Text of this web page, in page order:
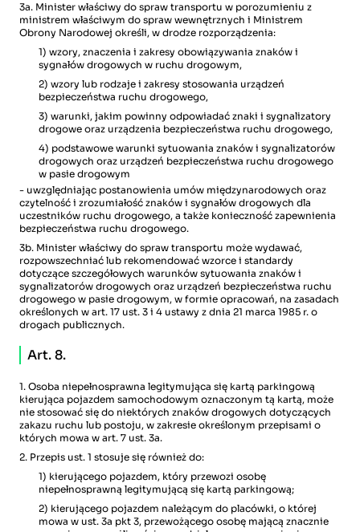
3a. Minister właściwy do spraw transportu w porozumieniu z
ministrem właściwym do spraw wewnętrznych i Ministrem
Obrony Narodowej określi, w drodze rozporządzenia:
1) wzory, znaczenia i zakresy obowiązywania znaków i
sygnałów drogowych w ruchu drogowym,
2) wzory lub rodzaje i zakresy stosowania urządzeń
bezpieczeństwa ruchu drogowego,
3) warunki, jakim powinny odpowiadać znaki i sygnalizatory
drogowe oraz urządzenia bezpieczeństwa ruchu drogowego,
4) podstawowe warunki sytuowania znaków i sygnalizatorów
drogowych oraz urządzeń bezpieczeństwa ruchu drogowego
w pasie drogowym
- uwzględniając postanowienia umów międzynarodowych oraz
czytelność i zrozumiałość znaków i sygnałów drogowych dla
uczestników ruchu drogowego, a także konieczność zapewnienia
bezpieczeństwa ruchu drogowego.
3b. Minister właściwy do spraw transportu może wydawać,
rozpowszechniać lub rekomendować wzorce i standardy
dotyczące szczegółowych warunków sytuowania znaków i
sygnalizatorów drogowych oraz urządzeń bezpieczeństwa ruchu
drogowego w pasie drogowym, w formie opracowań, na zasadach
określonych w art. 17 ust. 3 i 4 ustawy z dnia 21 marca 1985 r. o
drogach publicznych.
Art. 8.
1. Osoba niepełnosprawna legitymująca się kartą parkingową
kierująca pojazdem samochodowym oznaczonym tą kartą, może
nie stosować się do niektórych znaków drogowych dotyczących
zakazu ruchu lub postoju, w zakresie określonym przepisami o
których mowa w art. 7 ust. 3a.
2. Przepis ust. 1 stosuje się również do:
1) kierującego pojazdem, który przewozi osobę
niepełnosprawną legitymującą się kartą parkingową;
2) kierującego pojazdem należącym do placówki, o której
mowa w ust. 3a pkt 3, przewożącego osobę mającą znacznie